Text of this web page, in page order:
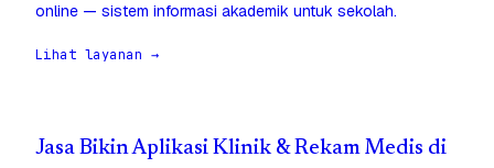
online — sistem informasi akademik untuk sekolah.
Lihat layanan →
Jasa Bikin Aplikasi Klinik & Rekam Medis di